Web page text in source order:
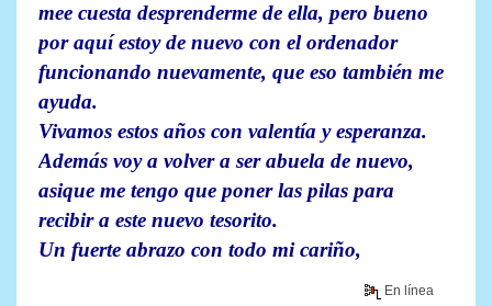
mee cuesta desprenderme de ella, pero bueno
por aquí estoy de nuevo con el ordenador
funcionando nuevamente, que eso también me
ayuda.
Vivamos estos años con valentía y esperanza.
Además voy a volver a ser abuela de nuevo,
asique me tengo que poner las pilas para
recibir a este nuevo tesorito.
Un fuerte abrazo con todo mi cariño,
En línea